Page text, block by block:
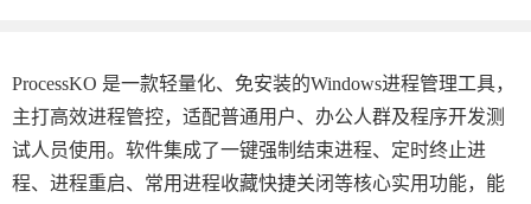
ProcessKO 是一款轻量化、免安装的Windows进程管理工具，
主打高效进程管控，适配普通用户、办公人群及程序开发测
试人员使用。软件集成了一键强制结束进程、定时终止进
程、进程重启、常用进程收藏快捷关闭等核心实用功能，能